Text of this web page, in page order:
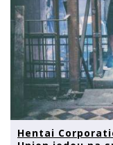
Hentai